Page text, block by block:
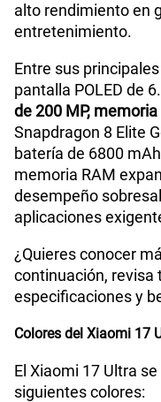
alto rendimiento en
entretenimiento.
Entre sus
pantalla POLED de
de 200 MP,
Snapdragon 8 Elite
batería de 6800
memoria RAM
desempeño
aplicaciones
¿Quieres conocer
continuación, revisa
especificaciones y
Colores del Xiaomi 17
El Xiaomi 17 Ultra
siguientes colores: